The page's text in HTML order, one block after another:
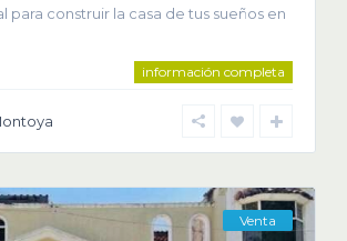
para construir la casa de tus sueños en
información completa
Venta